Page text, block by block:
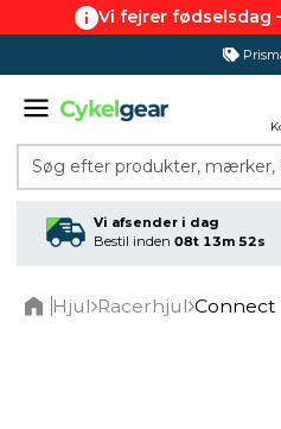
Vi fejrer fødselsdag
365
Søg efter produkter, mærker,
Vi afsender i dag
Bestil inden 08t 13m 52s
Hjul Racerhjul